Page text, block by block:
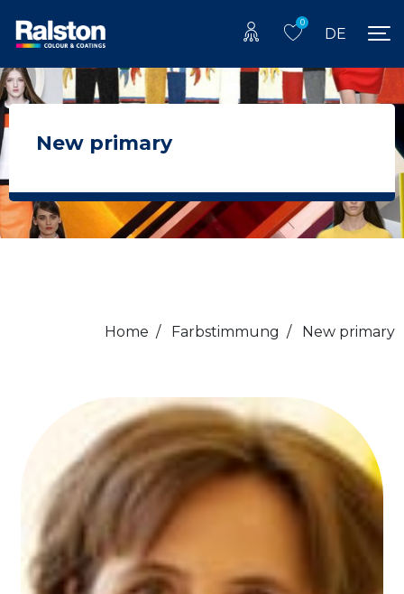
0
DE
New primary
Home / Farbstimmung / New primary